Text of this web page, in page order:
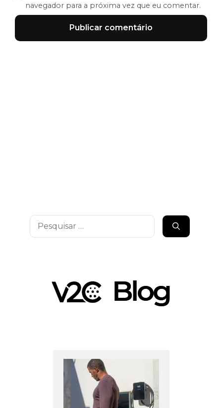
navegador para a próxima vez que eu comentar.
Pesquisar
por: